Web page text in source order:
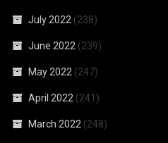
July 2022 (238)
June 2022 (239)
May 2022 (247)
April 2022 (241)
March 2022 (248)